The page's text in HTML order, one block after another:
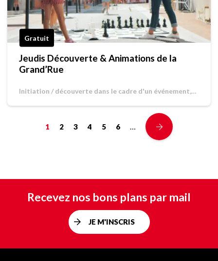
Gratuit
Jeudis Découverte & Animations de la
Grand’Rue
Initiation / découverte dans le cadre d'un événement,
1 2 3 4 5 6 …
Recevez nos bons plans par mail
JE M'INSCRIS